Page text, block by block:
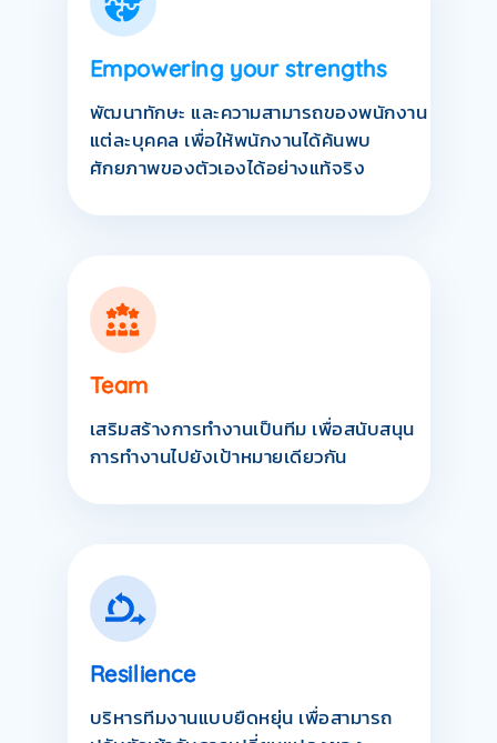
Empowering your strengths
พัฒนาทักษะ และความสามารถของพนักงาน
แต่ละบุคคล เพื่อให้พนักงานได้ค้นพบ
ศักยภาพของตัวเองได้อย่างแท้จริง
Team
เสริมสร้างการทำงานเป็นทีม เพื่อสนับสนุน
การทำงานไปยังเป้าหมายเดียวกัน
Resilience
บริหารทีมงานแบบยืดหยุ่น เพื่อสามารถ